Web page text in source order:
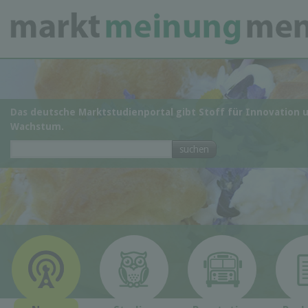
Das deutsche Marktstudienportal gibt Stoff für Innovation
Wachstum.